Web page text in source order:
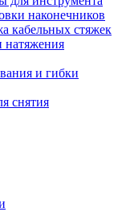
наконечников
кабельных стяжек
натяжения
и гибки
снятия